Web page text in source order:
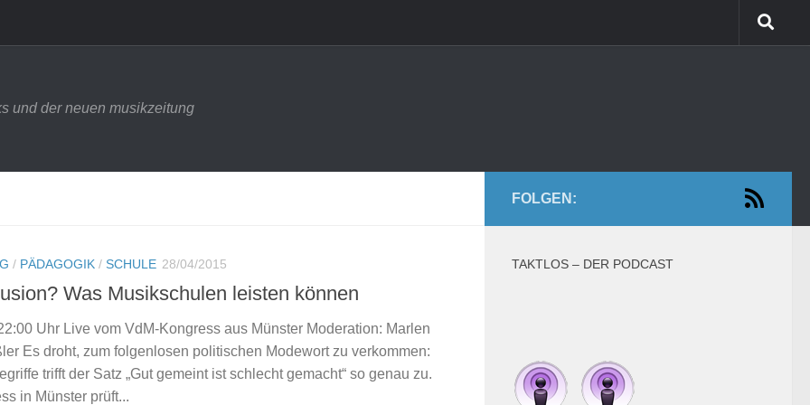
und der neuen musikzeitung
/ PÄDAGOGIK / SCHULE 28/04/2015
Was Musikschulen leisten können
Uhr Live vom VdM-Kongress aus Münster Moderation: Marlen
Es droht, zum folgenlosen politischen Modewort zu verkommen:
trifft der Satz „Gut gemeint ist schlecht gemacht“ so genau zu.
in Münster prüft...
FOLGEN:
TAKTLOS – DER PODCAST